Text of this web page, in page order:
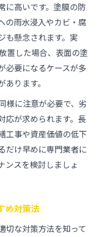
に高いです。塗膜の防
の雨水浸入やカビ・腐
も懸念されます。実
置した場合、表面の塗
必要になるケースが多
ります。
様に注意が必要で、劣
応が求められます。長
工事や資産価値の低下
だけ早めに専門業者に
ンスを検討しましょ
め対策法
切な対策方法を知って